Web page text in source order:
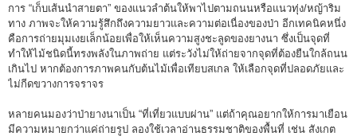
การ “เก็บเส้นนำสายตา” ของแนวลำต้นให้พาไปตามถนนหรือแนวทุ่ง/หญ้าริม
ทาง ภาพจะให้ความรู้สึกถึงความยาวและความต่อเนื่องของป่า อีกเทคนิคหนึ่ง
คือการถ่ายมุมเงยเล็กน้อยเพื่อให้เห็นความสูงชะลูดของยางนา ซึ่งเป็นจุดที่
ทำให้ไม้ชนิดนี้ทรงพลังในภาพถ่าย แต่ระวังไม่ให้ถ่ายจากจุดที่ต้องยืนใกล้ถนน
เกินไป หากต้องการภาพคนกับต้นไม้เพื่อเทียบสเกล ให้เลือกจุดที่ปลอดภัยและ
ไม่กีดขวางการจราจร
หลายคนมองว่าป่ายางนาเป็น “ที่เที่ยวแบบผ่าน” แต่ถ้าคุณอยากให้การมาเยือน
มีความหมายกว่าแค่ถ่ายรูป ลองใช้เวลาอ่านธรรมชาติของพื้นที่ เช่น สังเกต